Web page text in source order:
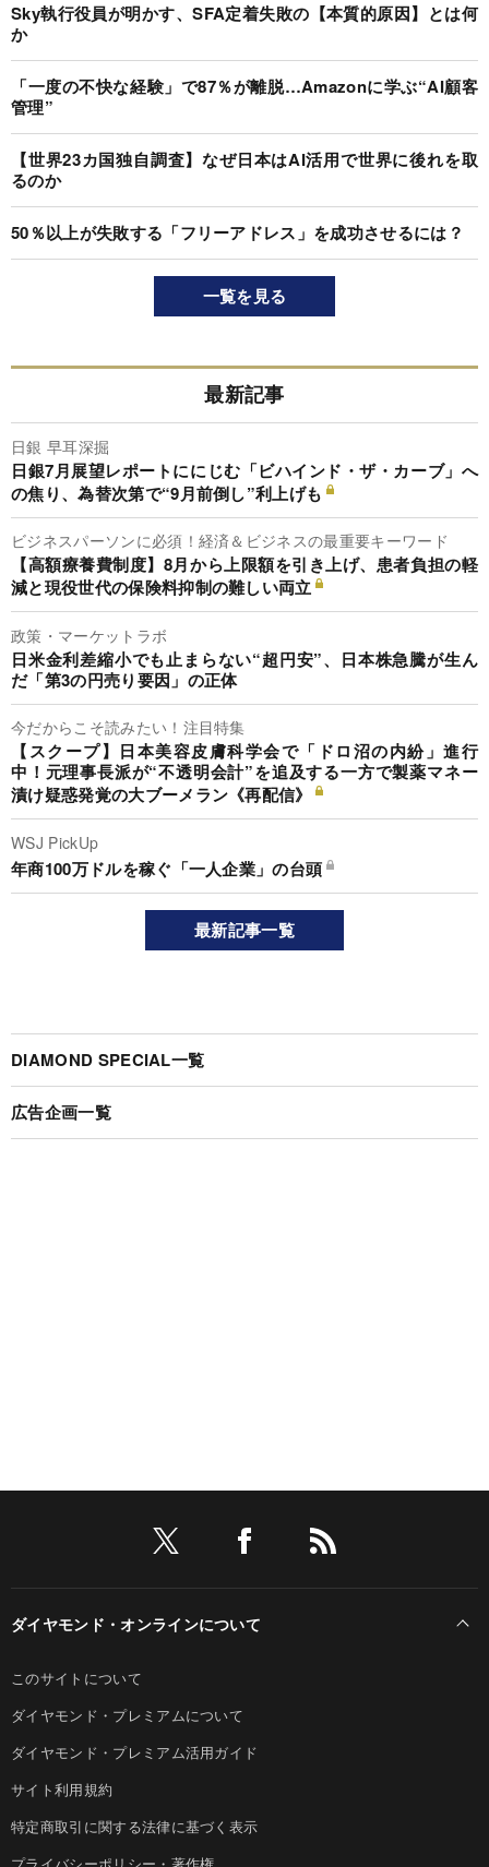
Sky執行役員が明かす、SFA定着失敗の【本質的原因】とは何
か
「一度の不快な経験」で87％が離脱…Amazonに学ぶ“AI顧客
管理”
【世界23カ国独自調査】なぜ日本はAI活用で世界に後れを取
るのか
50％以上が失敗する「フリーアドレス」を成功させるには？
一覧を見る
最新記事
日銀 早耳深掘
日銀7月展望レポートににじむ「ビハインド・ザ・カーブ」へ
の焦り、為替次第で“9月前倒し”利上げも
ビジネスパーソンに必須！経済＆ビジネスの最重要キーワード
【高額療養費制度】8月から上限額を引き上げ、患者負担の軽
減と現役世代の保険料抑制の難しい両立
政策・マーケットラボ
日米金利差縮小でも止まらない“超円安”、日本株急騰が生ん
だ「第3の円売り要因」の正体
今だからこそ読みたい！注目特集
【スクープ】日本美容皮膚科学会で「ドロ沼の内紛」進行
中！元理事長派が“不透明会計”を追及する一方で製薬マネー
漬け疑惑発覚の大ブーメラン《再配信》
WSJ PickUp
年商100万ドルを稼ぐ「一人企業」の台頭
最新記事一覧
DIAMOND SPECIAL一覧
広告企画一覧
ダイヤモンド・オンラインについて
このサイトについて
ダイヤモンド・プレミアムについて
ダイヤモンド・プレミアム活用ガイド
サイト利用規約
特定商取引に関する法律に基づく表示
プライバシーポリシー・著作権